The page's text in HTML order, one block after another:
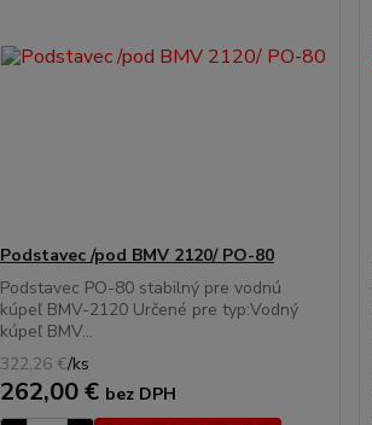
Podstavec /pod BMV 2120/ PO-80
Podstavec PO-80 stabilný pre vodnú
kúpeľ BMV-2120 Určené pre typ:Vodný
kúpeľ BMV...
322,26 €/ks
262,00 € bez DPH